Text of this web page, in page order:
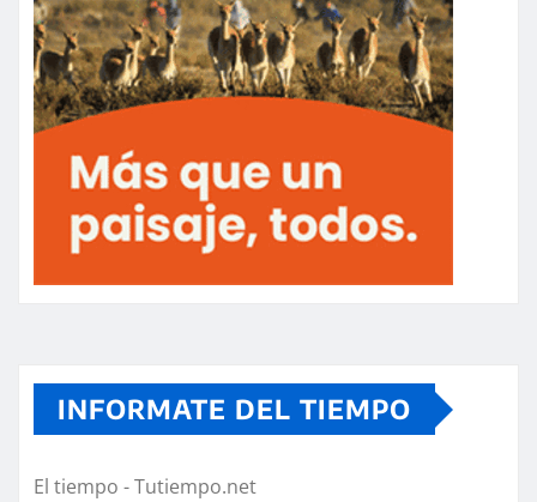
INFORMATE DEL TIEMPO
El tiempo - Tutiempo.net